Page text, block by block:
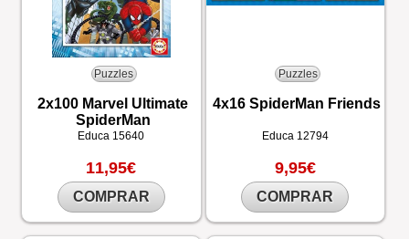
Puzzles
2x100 Marvel Ultimate
SpiderMan
Educa 15640
11,95€
COMPRAR
Puzzles
4x16 SpiderMan Friends
Educa 12794
9,95€
COMPRAR